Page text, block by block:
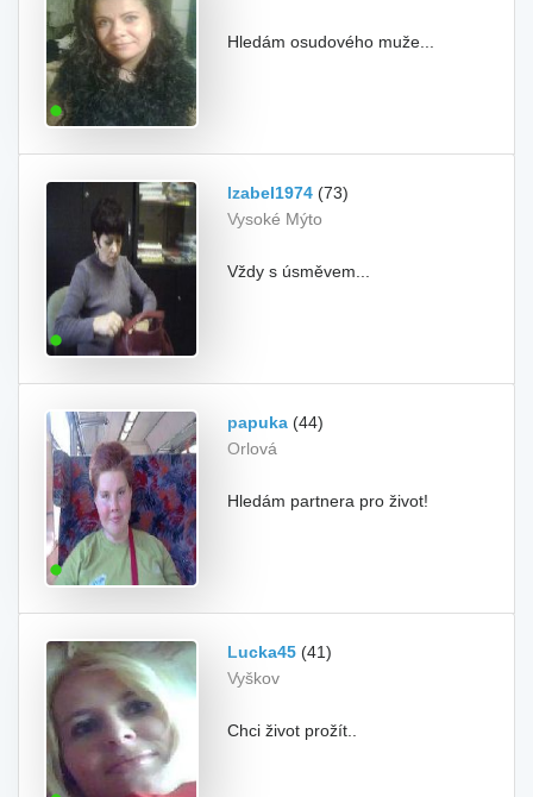
Hledám osudového muže...
Izabel1974 (73)
Vysoké Mýto
Vždy s úsměvem...
papuka (44)
Orlová
Hledám partnera pro život!
Lucka45 (41)
Vyškov
Chci život prožít..